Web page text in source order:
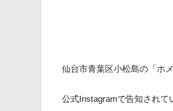
仙台市青葉区小松島の「ホ
公式Instagramで告知されて